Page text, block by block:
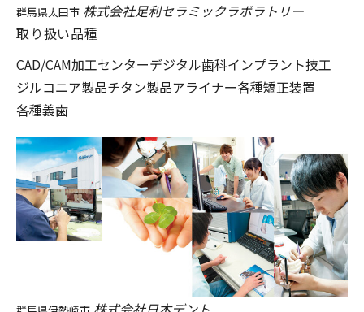
群馬県太田市 株式会社足利セラミックラボラトリー
取り扱い品種
CAD/CAM加工センターデジタル歯科インプラント技工
ジルコニア製品チタン製品アライナー各種矯正装置
各種義歯